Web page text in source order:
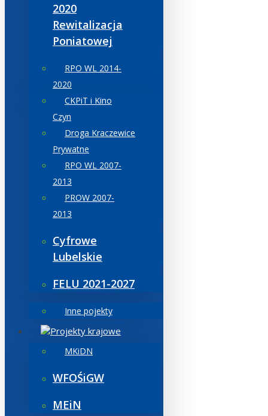
2020
Rewitalizacja
Poniatowej
RPO WL 2014-
2020
CKPiT i Kino
Czyn
Droga Kraczewice
Prywatne
RPO WL 2007-
2013
PROW 2007-
2013
Cyfrowe
Lubelskie
FELU 2021-2027
Inne pojekty
Projekty krajowe
MKiDN
WFOŚiGW
MEiN